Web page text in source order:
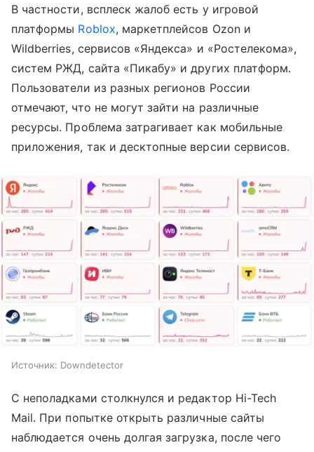
В частности, всплеск жалоб есть у игровой
платформы Roblox, маркетплейсов Ozon и
Wildberries, сервисов «Яндекса» и «Ростелекома»,
систем РЖД, сайта «Пикабу» и других платформ.
Пользователи из разных регионов России
отмечают, что не могут зайти на различные
ресурсы. Проблема затрагивает как мобильные
приложения, так и десктопные версии сервисов.
Источник: Downdetector
С неполадками столкнулся и редактор Hi-Tech
Mail. При попытке открыть различные сайты
наблюдается очень долгая загрузка, после чего